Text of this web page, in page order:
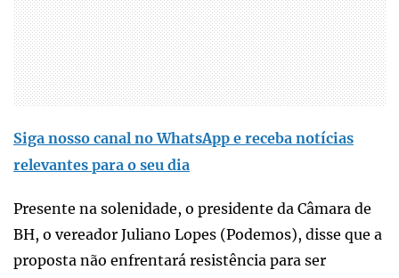
Siga nosso canal no WhatsApp e receba notícias
relevantes para o seu dia
Presente na solenidade, o presidente da Câmara de
BH, o vereador Juliano Lopes (Podemos), disse que a
proposta não enfrentará resistência para ser